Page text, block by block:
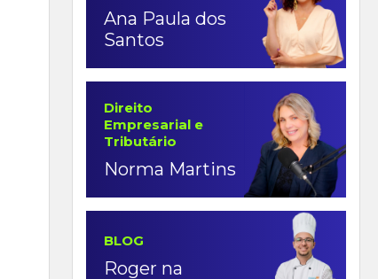
Ana Paula dos
Santos
Direito
Empresarial e
Tributário
Norma Martins
BLOG
Roger na